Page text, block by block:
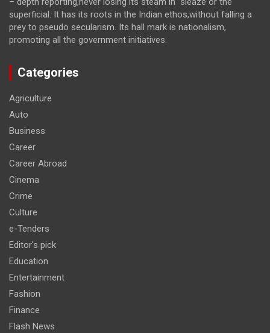
superficial. It has its roots in the Indian ethos,without falling a
prey to pseudo secularism. Its hall mark is nationalism,
promoting all the government initiatives.
Categories
Agriculture
Auto
Business
Career
Career Abroad
Cinema
Crime
Culture
e-Tenders
Editor's pick
Education
Entertainment
Fashion
Finance
Flash News